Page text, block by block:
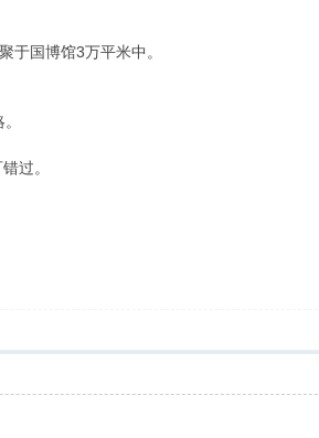
于国博馆3万平米中。
过。